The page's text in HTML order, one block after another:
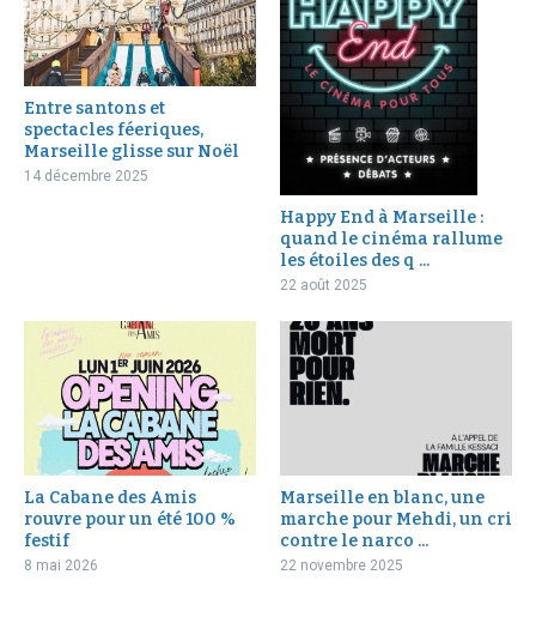
Entre santons et
spectacles féeriques,
Marseille glisse sur Noël
14 décembre 2025
Happy End à Marseille :
quand le cinéma rallume
les étoiles des q ...
22 août 2025
La Cabane des Amis
rouvre pour un été 100 %
festif
8 mai 2026
Marseille en blanc, une
marche pour Mehdi, un cri
contre le narco ...
22 novembre 2025